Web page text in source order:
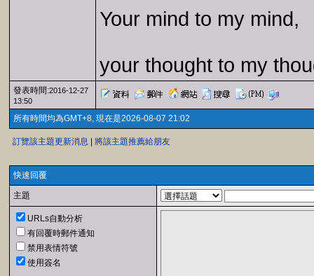
Your mind to my mind,
your thought to my
發表時間:2016-12-27
13:50
所有時間均為GMT+8, 現在是2026-08-07 21:02
訂覽該主題更新消息 將該主題推薦給朋友
快速回覆
主題
URLs自動分析
有回覆時郵件通知
禁用表情符號
使用簽名